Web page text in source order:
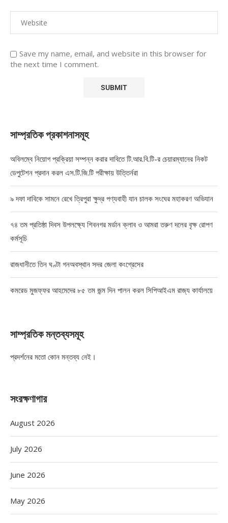
Save my name, email, and website in this browser for
the next time I comment.
সাম্প্রতিক প্রকাশনাসমূহ
অবিলম্বে নিয়োগ প্রক্রিয়া সম্পন্ন করার দাবিতে টি.আর.বি.টি-র চেয়ারম্যানের নিকট
ডেপুটেশন প্রদান করল এস.টি.জি.টি পরীক্ষায় উত্তির্নরা
৯ দফা দাবিকে সামনে রেখে ত্রিপুরা ক্ষুদ্র পণ্যবাহী যান চালক সংঘের মহাকরণ অভিযান
৭৪ তম প্রতিষ্ঠা দিবস উপলক্ষ্যে শিবনগর মর্ডান ক্লাব ও আমরা তরুণ দলের বৃক্ষ রোপণ
কর্মসূচি
রাজধানীতে তিন ঘণ্টা গনঅবস্থান সদর জেলা কংগ্রেসের
কমরেড মুজফ্ফর আহমেদের ৮৫ তম জন্ম দিন পালন করল সিপিআইএম রাজ্য কার্যালয়ে
সাম্প্রতিক মন্তব্যসমূহ
প্রদর্শনের মতো কোন মন্তব্য নেই।
সংরক্ষণাগার
August 2026
July 2026
June 2026
May 2026